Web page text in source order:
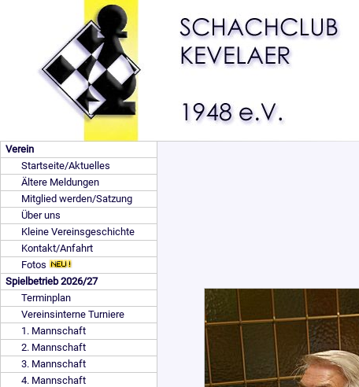
Verein
Startseite/Aktuelles
Ältere Meldungen
Mitglied werden/Satzung
Über uns
Kleine Vereinsgeschichte
Kontakt/Anfahrt
Fotos
Spielbetrieb 2026/27
Terminplan
Vereinsinterne Turniere
1. Mannschaft
2. Mannschaft
3. Mannschaft
4. Mannschaft